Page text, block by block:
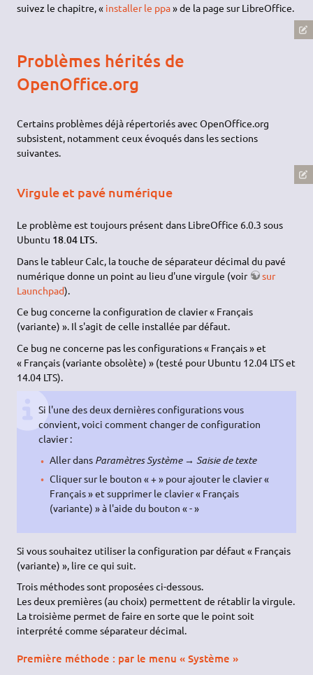
suivez le chapitre, « installer le ppa» de la page sur LibreOffice.
Problèmes hérités de
OpenOffice.org
Certains problèmes déjà répertoriés avec OpenOffice.org
subsistent, notamment ceux évoqués dans les sections
suivantes.
Virgule et pavé numérique
Le problème est toujours présent dans LibreOffice 6.0.3 sous
Ubuntu 18.04 LTS.
Dans le tableur Calc, la touche de séparateur décimal du pavé
numérique donne un point au lieu d'une virgule (voir
sur
Launchpad).
Ce bug concerne la configuration de clavier « Français
(variante) ». Il s'agit de celle installée par défaut.
Ce bug ne concerne pas les configurations « Français » et
« Français (variante obsolète) » (testé pour Ubuntu 12.04 LTS et
14.04 LTS).
Si l'une des deux dernières configurations vous
convient, voici comment changer de configuration
clavier :
Aller dans Paramètres Système → Saisie de texte
Cliquer sur le bouton « + » pour ajouter le clavier «
Français » et supprimer le clavier « Français
(variante) » à l'aide du bouton « - »
Si vous souhaitez utiliser la configuration par défaut « Français
(variante) », lire ce qui suit.
Trois méthodes sont proposées ci-dessous.
Les deux premières (au choix) permettent de rétablir la virgule.
La troisième permet de faire en sorte que le point soit
interprété comme séparateur décimal.
Première méthode : par le menu « Système »